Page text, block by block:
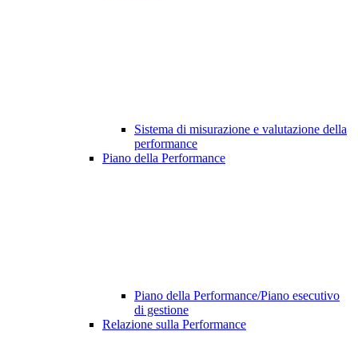
Sistema di misurazione e valutazione della
performance
Piano della Performance
Piano della Performance/Piano esecutivo
di gestione
Relazione sulla Performance